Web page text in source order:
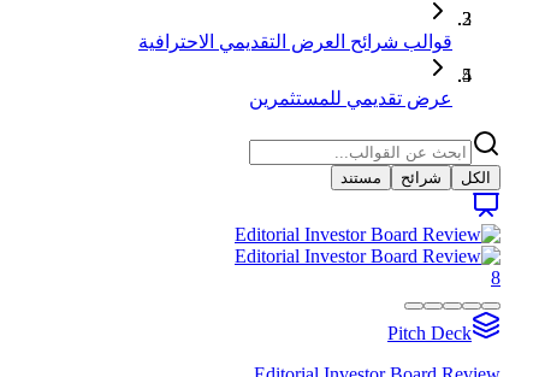
قوالب شرائح العرض التقديمي الاحترافية
عرض تقديمي للمستثمرين
الكل شرائح مستند
8
Pitch Deck